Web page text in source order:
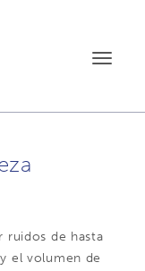
Toggle
ruidos de hasta
el volumen de